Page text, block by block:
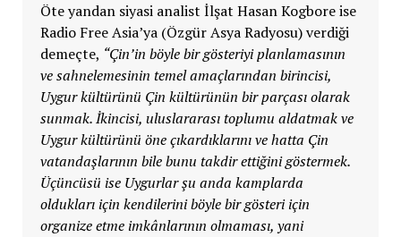
Öte yandan siyasi analist İlşat Hasan Kogbore ise
Radio Free Asia’ya (Özgür Asya Radyosu) verdiği
demeçte, “Çin’in böyle bir gösteriyi planlamasının
ve sahnelemesinin temel amaçlarından birincisi,
Uygur kültürünü Çin kültürünün bir parçası olarak
sunmak. İkincisi, uluslararası toplumu aldatmak ve
Uygur kültürünü öne çıkardıklarını ve hatta Çin
vatandaşlarının bile bunu takdir ettiğini göstermek.
Üçüncüsü ise Uygurlar şu anda kamplarda
oldukları için kendilerini böyle bir gösteri için
organize etme imkânlarının olmaması, yani